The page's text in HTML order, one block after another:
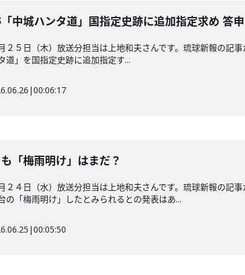
「中城ハンタ道」国指定史跡に追加指定求め 答申
２５日（木）放送分担当は上地和夫さんです。琉球新報の記
道」を国指定史跡に追加指定す...
|00:06:17
「梅雨明け」はまだ？
２４日（水）放送分担当は上地和夫さんです。琉球新報の記
の「梅雨明け」したとみられるとの発表はあ...
|00:05:50